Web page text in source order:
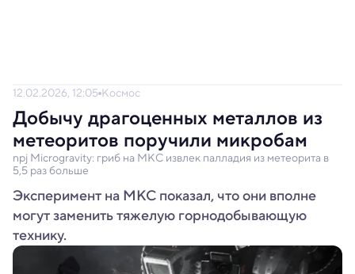
12.02.2026, 12:05 Космос
Добычу драгоценных металлов из
метеоритов поручили микробам
npj Microgravity: гриб на МКС извлек палладия из метеорита в
5,5 раз больше
Эксперимент на МКС показал, что они вполне
могут заменить тяжелую горнодобывающую
технику.